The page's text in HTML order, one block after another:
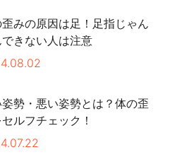
みの原因は足！足指じゃん
きない人は注意
姿勢・悪い姿勢とは？体の歪
ルフチェック！